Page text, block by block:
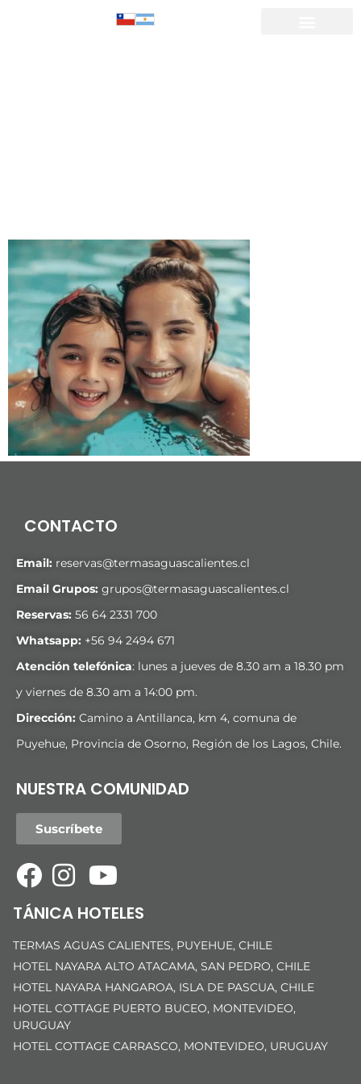
CONTACTO
Email: reservas@termasaguascalientes.cl
Email Grupos: grupos@termasaguascalientes.cl
Reservas: 56 64 2331 700
Whatsapp: +56 94 2494 671
Atención telefónica: lunes a jueves de 8.30 am a 18.30 pm
y viernes de 8.30 am a 14:00 pm.
Dirección: Camino a Antillanca, km 4, comuna de
Puyehue, Provincia de Osorno, Región de los Lagos, Chile.
NUESTRA COMUNIDAD
Suscríbete
TÁNICA HOTELES
TERMAS AGUAS CALIENTES, PUYEHUE, CHILE
HOTEL NAYARA ALTO ATACAMA, SAN PEDRO, CHILE
HOTEL NAYARA HANGAROA, ISLA DE PASCUA, CHILE
HOTEL COTTAGE PUERTO BUCEO, MONTEVIDEO,
URUGUAY
HOTEL COTTAGE CARRASCO, MONTEVIDEO, URUGUAY